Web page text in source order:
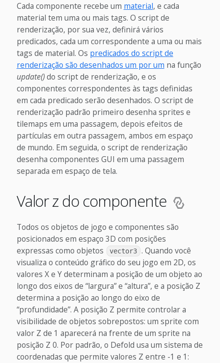
Cada componente recebe um material, e cada
material tem uma ou mais tags. O script de
renderização, por sua vez, definirá vários
predicados, cada um correspondente a uma ou mais
tags de material. Os predicados do script de
renderização são desenhados um por um na função
update()do script de renderização, e os
componentes correspondentes às tags definidas
em cada predicado serão desenhados. O script de
renderização padrão primeiro desenha sprites e
tilemaps em uma passagem, depois efeitos de
partículas em outra passagem, ambos em espaço
de mundo. Em seguida, o script de renderização
desenha componentes GUI em uma passagem
separada em espaço de tela.
Valor z do componente
Todos os objetos de jogo e componentes são
posicionados em espaço 3D com posições
expressas como objetos
vector3 . Quando você
visualiza o conteúdo gráfico do seu jogo em 2D, os
valores X e Y determinam a posição de um objeto ao
longo dos eixos de “largura” e “altura”, e a posição Z
determina a posição ao longo do eixo de
“profundidade”. A posição Z permite controlar a
visibilidade de objetos sobrepostos: um sprite com
valor Z de 1 aparecerá na frente de um sprite na
posição Z 0. Por padrão, o Defold usa um sistema de
coordenadas que permite valores Z entre -1 e 1: